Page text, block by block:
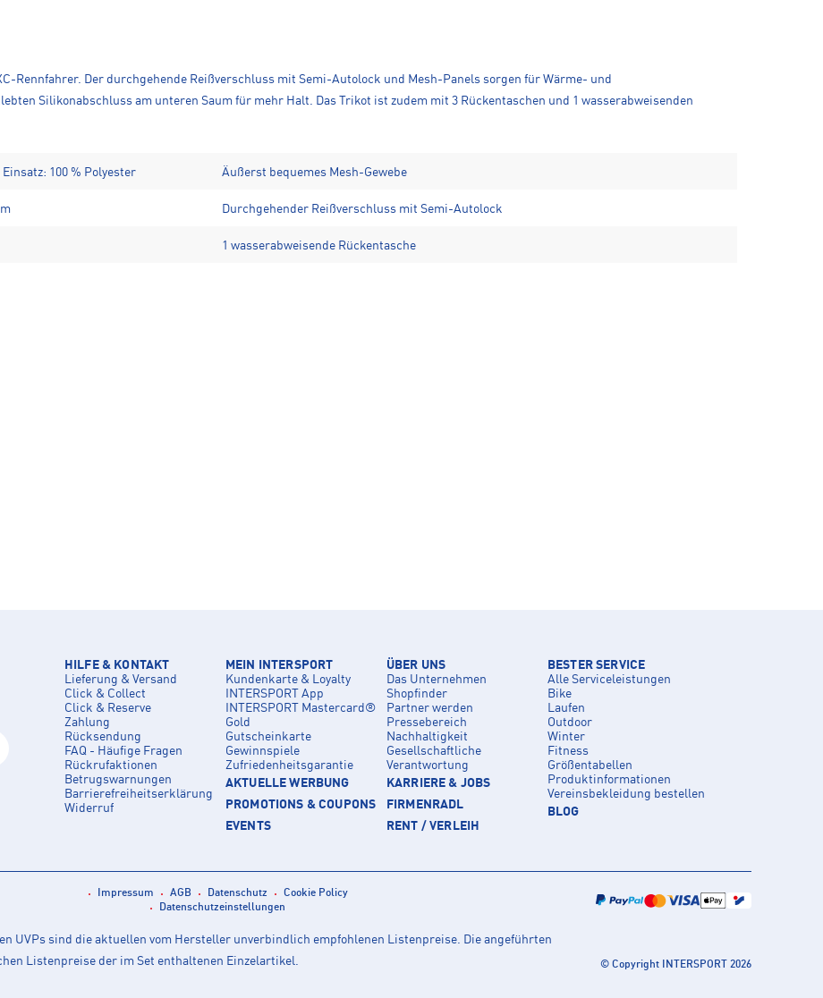
Rennfahrer. Der durchgehende Reißverschluss mit Semi-Autolock und Mesh-Panels sorgen für Wärme- und
Silikonabschluss am unteren Saum für mehr Halt. Das Trikot ist zudem mit 3 Rückentaschen und 1 wasserabweisenden
100 % Polyester Äußerst bequemes Mesh-Gewebe
Durchgehender Reißverschluss mit Semi-Autolock
1 wasserabweisende Rückentasche
HILFE & KONTAKT
Lieferung & Versand
Click & Collect
Click & Reserve
Zahlung
Rücksendung
FAQ - Häufige Fragen
Rückrufaktionen
Betrugswarnungen
Barrierefreiheitserklärung
Widerruf
MEIN INTERSPORT
Kundenkarte & Loyalty
INTERSPORT App
INTERSPORT Mastercard®
Gold
Gutscheinkarte
Gewinnspiele
Zufriedenheitsgarantie
AKTUELLE WERBUNG
PROMOTIONS & COUPONS
EVENTS
ÜBER UNS
Das Unternehmen
Shopfinder
Partner werden
Pressebereich
Nachhaltigkeit
Gesellschaftliche
Verantwortung
KARRIERE & JOBS
FIRMENRADL
RENT / VERLEIH
BESTER SERVICE
Alle Serviceleistungen
Bike
Laufen
Outdoor
Winter
Fitness
Größentabellen
Produktinformationen
Vereinsbekleidung bestellen
BLOG
Impressum AGB Datenschutz
Cookie Policy
Datenschutzeinstellungen
UVPs sind die aktuellen vom Hersteller unverbindlich empfohlenen Listenpreise. Die angeführten
Listenpreise der im Set enthaltenen Einzelartikel.
© Copyright INTERSPORT 2026